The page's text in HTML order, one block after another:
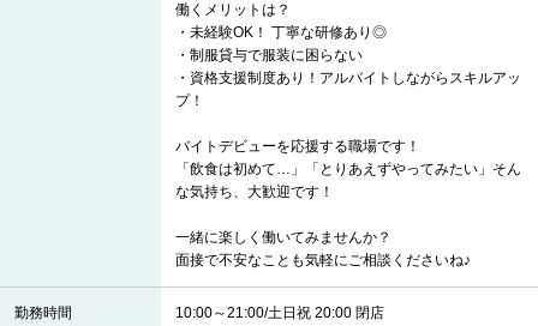
働くメリットは？
・未経験OK！ 丁寧な研修あり◎
・制服貸与で服装に困らない
・資格支援制度あり！アルバイトしながらスキルアッ
プ！
バイトデビューを応援する職場です！
「飲食は初めて…」「とりあえずやってみたい」そん
な気持ち、大歓迎です！
一緒に楽しく働いてみませんか？
面接で不安なことも気軽にご相談くださいね♪
勤務時間 10:00～21:00/土日祝 20:00 閉店